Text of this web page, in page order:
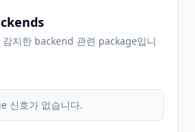
감지한 backend 관련 package입니
신호가 없습니다.